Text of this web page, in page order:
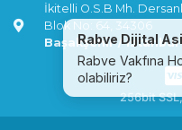
İkitelli O.S.B Mh.
Blok No: 64, 34306
Başakşehir / İstanbul-
256bit
Rabve Dijital Asi
Rabve Vakfına H
olabiliriz?